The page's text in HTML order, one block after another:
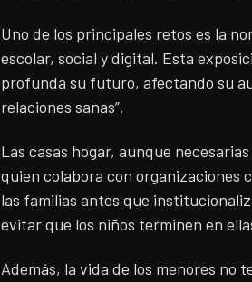
Uno de los principales retos es la
escolar, social y digital. Esta
profunda su futuro, afectando su
relaciones sanas”.
Las casas hogar, aunque
quien colabora con organizaciones
las familias antes que
evitar que los niños terminen en
Además, la vida de los menores no